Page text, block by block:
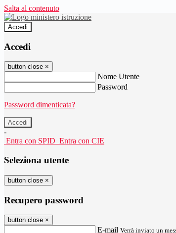
Salta al contenuto
Accedi
Accedi
button close ×
Nome Utente
Password
Password dimenticata?
-
Entra con SPID Entra con CIE
Seleziona utente
button close ×
Recupero password
button close ×
E-mail Verrà inviato un